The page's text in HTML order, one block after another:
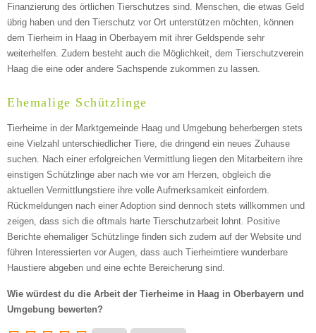
Finanzierung des örtlichen Tierschutzes sind. Menschen, die etwas Geld
übrig haben und den Tierschutz vor Ort unterstützen möchten, können
dem Tierheim in Haag in Oberbayern mit ihrer Geldspende sehr
weiterhelfen. Zudem besteht auch die Möglichkeit, dem Tierschutzverein
Haag die eine oder andere Sachspende zukommen zu lassen.
Ehemalige Schützlinge
Tierheime in der Marktgemeinde Haag und Umgebung beherbergen stets
eine Vielzahl unterschiedlicher Tiere, die dringend ein neues Zuhause
suchen. Nach einer erfolgreichen Vermittlung liegen den Mitarbeitern ihre
einstigen Schützlinge aber nach wie vor am Herzen, obgleich die
aktuellen Vermittlungstiere ihre volle Aufmerksamkeit einfordern.
Rückmeldungen nach einer Adoption sind dennoch stets willkommen und
zeigen, dass sich die oftmals harte Tierschutzarbeit lohnt. Positive
Berichte ehemaliger Schützlinge finden sich zudem auf der Website und
führen Interessierten vor Augen, dass auch Tierheimtiere wunderbare
Haustiere abgeben und eine echte Bereicherung sind.
Wie würdest du die Arbeit der Tierheime in Haag in Oberbayern und
Umgebung bewerten?